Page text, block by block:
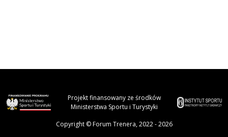
Projekt finansowany ze środków
Ministerstwa Sportu i Turystyki
Copyright © Forum Trenera, 2022 - 2026